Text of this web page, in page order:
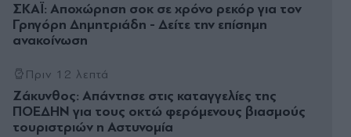
ΣΚΑΪ: Αποχώρηση σοκ σε χρόνο ρεκόρ για τον
Γρηγόρη Δημητριάδη - Δείτε την επίσημη
ανακοίνωση
Πριν 12 λεπτά
Ζάκυνθος: Απάντησε στις καταγγελίες της
ΠΟΕΔΗΝ για τους οκτώ φερόμενους βιασμούς
τουριστριών η Αστυνομία